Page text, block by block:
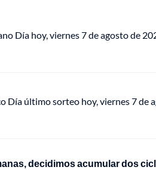
Día hoy, viernes 7 de agosto de
Día último sorteo hoy, viernes 7 de
decidimos acumular dos